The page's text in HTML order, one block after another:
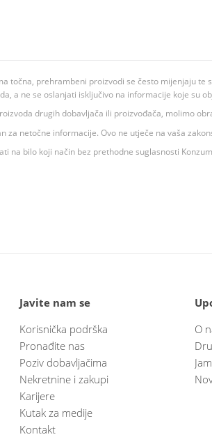
točna, prehrambeni proizvodi se često mijenjaju
a ne se oslanjati isključivo na informacije koje su
drugih dobavljača ili proizvođača, molimo
netočne informacije. Ovo ne utječe na vaša
bilo koji način bez prethodne suglasnosti
Javite nam se
Korisnička podrška
Pronađite nas
Poziv dobavljačima
Nekretnine i zakupi
Karijere
Kutak za medije
Kontakt
O